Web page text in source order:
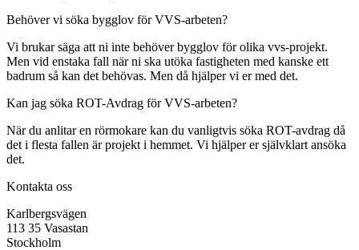
Behöver vi söka bygglov för VVS-arbeten?
Vi brukar säga att ni inte behöver bygglov för olika vvs-projekt.
Men vid enstaka fall när ni ska utöka fastigheten med kanske ett
badrum så kan det behövas. Men då hjälper vi er med det.
Kan jag söka ROT-Avdrag för VVS-arbeten?
När du anlitar en rörmokare kan du vanligtvis söka ROT-avdrag då
det i flesta fallen är projekt i hemmet. Vi hjälper er självklart ansöka
det.
Kontakta oss
Karlbergsvägen
113 35 Vasastan
Stockholm